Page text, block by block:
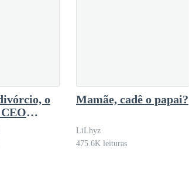
o
causa da
Mamãe, cadê o papai?
LiLhyz
475.6K leituras